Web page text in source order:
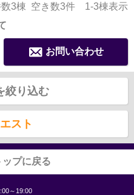
3棟 空き数3件 1-3棟表示
お問い合わせ
絞り込む
スト
プに戻る
～19:00